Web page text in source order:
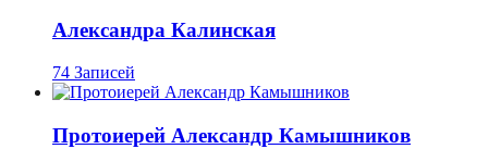
Александра Калинская
74 Записей
Протоиерей Александр Камышников